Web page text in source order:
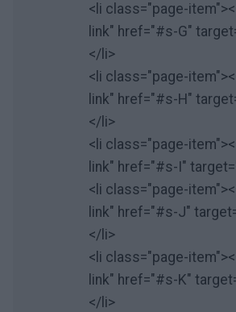
<li class="page-
link" href="#s-G"
</li>
<li class="page-
link" href="#s-H"
</li>
<li class="page-
link" href="#s-I"
<li class="page-
link" href="#s-J"
</li>
<li class="page-
link" href="#s-K"
</li>